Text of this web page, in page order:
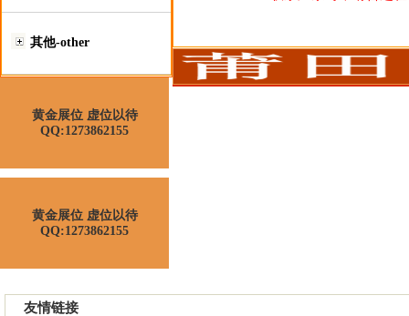
其他-other
黄金展位 虚位以待
QQ:1273862155
黄金展位 虚位以待
QQ:1273862155
友情链接